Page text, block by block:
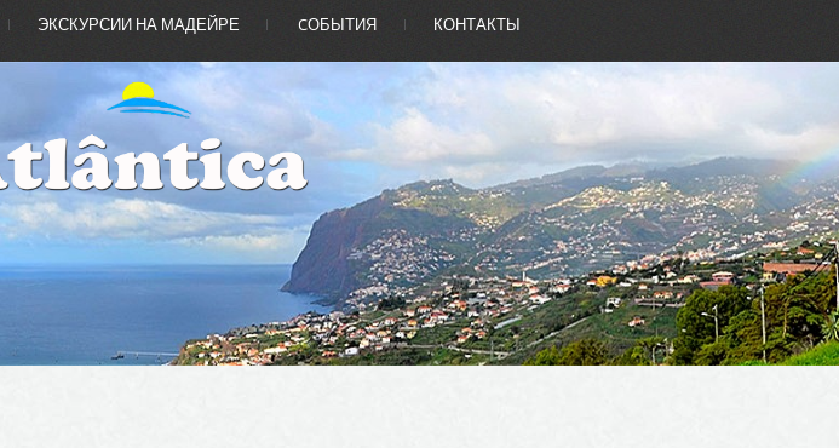
ЭКСКУРСИИ НА МАДЕЙРЕ CОБЫТИЯ КОНТАКТЫ